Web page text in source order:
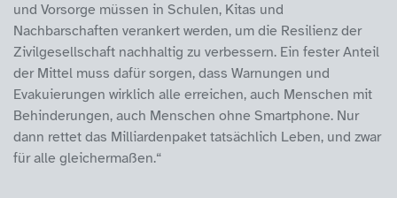
und Vorsorge müssen in Schulen, Kitas und
Nachbarschaften verankert werden, um die Resilienz der
Zivilgesellschaft nachhaltig zu verbessern. Ein fester Anteil
der Mittel muss dafür sorgen, dass Warnungen und
Evakuierungen wirklich alle erreichen, auch Menschen mit
Behinderungen, auch Menschen ohne Smartphone. Nur
dann rettet das Milliardenpaket tatsächlich Leben, und zwar
für alle gleichermaßen.“